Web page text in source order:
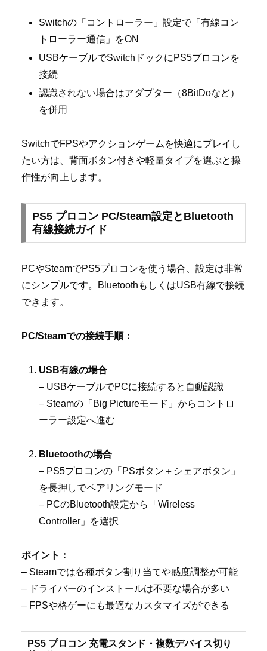
Switchの「コントローラー」設定で「有線コン
トローラー通信」をON
USBケーブルでSwitchドックにPS5プロコンを
接続
認識されない場合はアダプター（8BitDoなど）
を併用
SwitchでFPSやアクションゲームを快適にプレイし
たい方は、背面ボタン付きや軽量タイプを選ぶと操
作性が向上します。
PS5 プロコン PC/Steam設定とBluetooth
有線接続ガイド
PCやSteamでPS5プロコンを使う場合、設定は非常
にシンプルです。BluetoothもしくはUSB有線で接続
できます。
PC/Steamでの接続手順：
USB有線の場合
– USBケーブルでPCに接続すると自動認識
– Steamの「Big Pictureモード」からコントロ
ーラー設定へ進む
Bluetoothの場合
– PS5プロコンの「PSボタン＋シェアボタン」
を長押しでペアリングモード
– PCのBluetooth設定から「Wireless
Controller」を選択
ポイント：
– Steamでは各種ボタン割り当てや感度調整が可能
– ドライバーのインストールは不要な場合が多い
– FPSや格ゲーにも最適なカスタマイズができる
PS5 プロコン 充電スタンド・複数デバイス切り